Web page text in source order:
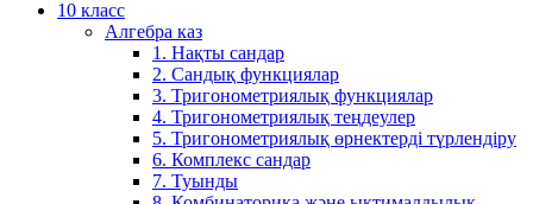
10 класс
Алгебра каз
1. Нақты сандар
2. Сандық функциялар
3. Тригонометриялық функциялар
4. Тригонометриялық теңдеулер
5. Тригонометриялық өрнектерді түрлендіру
6. Комплекс сандар
7. Туынды